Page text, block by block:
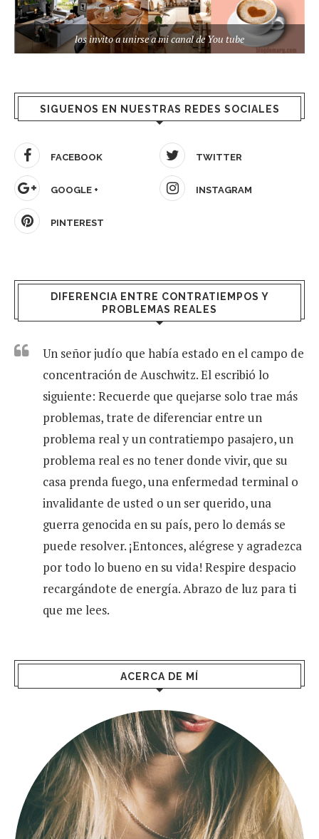
los invito a unirse a mi canal de You tube
SIGUENOS EN NUESTRAS REDES SOCIALES
FACEBOOK TWITTER
GOOGLE + INSTAGRAM
PINTEREST
DIFERENCIA ENTRE CONTRATIEMPOS Y
PROBLEMAS REALES
Un señor judío que había estado en el campo de
concentración de Auschwitz. El escribió lo
siguiente: Recuerde que quejarse solo trae más
problemas, trate de diferenciar entre un
problema real y un contratiempo pasajero, un
problema real es no tener donde vivir, que su
casa prenda fuego, una enfermedad terminal o
invalidante de usted o un ser querido, una
guerra genocida en su país, pero lo demás se
puede resolver. ¡Entonces, alégrese y agradezca
por todo lo bueno en su vida! Respire despacio
recargándote de energía. Abrazo de luz para ti
que me lees.
ACERCA DE MÍ